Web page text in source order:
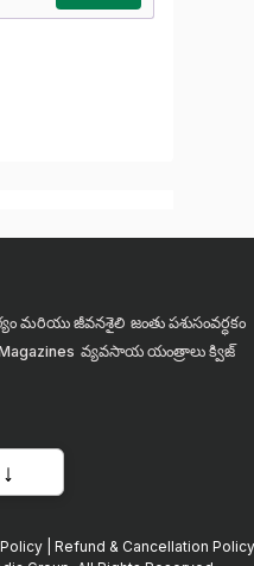
మరియు జీవనశైలి జంతు పశుసంవర్ధకం
వ్యవసాయ యంత్రాలుక్విజ్
| Refund & Cancellation Policy